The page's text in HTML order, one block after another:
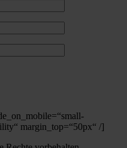
margin_top=“50px“ /]